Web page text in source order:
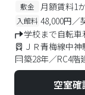
敷金 月額賃料1
入館料 48,000円／
学校まで自転車
ＪＲ青梅線中
築28年／RC4階
空室確